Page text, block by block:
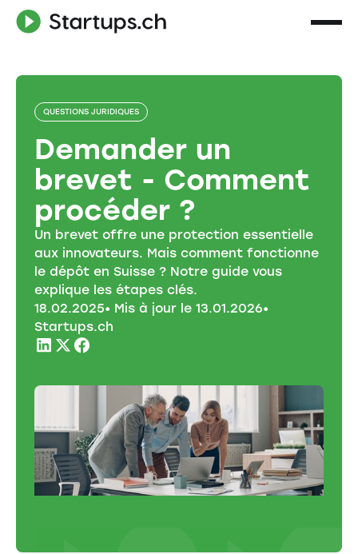
QUESTIONS JURIDIQUES
Demander un
brevet - Comment
procéder ?
Un brevet offre une protection essentielle
aux innovateurs. Mais comment fonctionne
le dépôt en Suisse ? Notre guide vous
explique les étapes clés.
18.02.2025• Mis à jour le 13.01.2026•
Startups.ch